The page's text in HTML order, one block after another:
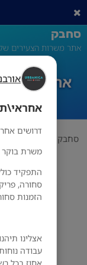
דרושים
משרת בוקר
התפקיד
סחורה,
הזמנות
אצלינו
סחבק
אתר משרות הצעירים
אחראי\ת
סחבק
מס'